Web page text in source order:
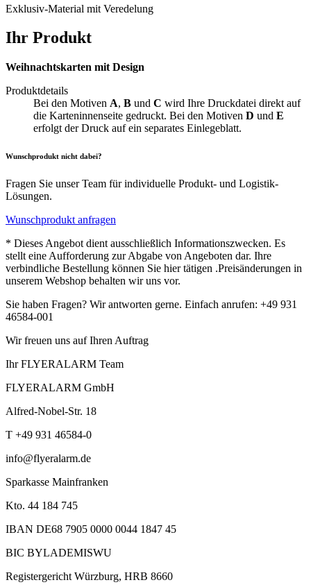
Exklusiv-Material mit Veredelung
Ihr Produkt
Weihnachtskarten mit Design
Produktdetails
Bei den Motiven A, B und C wird Ihre Druckdatei direkt auf
die Karteninnenseite gedruckt. Bei den Motiven D und E
erfolgt der Druck auf ein separates Einlegeblatt.
Wunschprodukt nicht dabei?
Fragen Sie unser Team für individuelle Produkt- und Logistik-
Lösungen.
Wunschprodukt anfragen
* Dieses Angebot dient ausschließlich Informationszwecken. Es
stellt eine Aufforderung zur Abgabe von Angeboten dar. Ihre
verbindliche Bestellung können Sie hier tätigen .Preisänderungen in
unserem Webshop behalten wir uns vor.
Sie haben Fragen? Wir antworten gerne. Einfach anrufen: +49 931
46584-001
Wir freuen uns auf Ihren Auftrag
Ihr FLYERALARM Team
FLYERALARM GmbH
Alfred-Nobel-Str. 18
T +49 931 46584-0
info@flyeralarm.de
Sparkasse Mainfranken
Kto. 44 184 745
IBAN DE68 7905 0000 0044 1847 45
BIC BYLADEMISWU
Registergericht Würzburg, HRB 8660